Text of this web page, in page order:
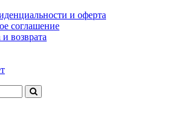
и оферта
соглашение
возврата